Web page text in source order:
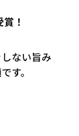
賞！
ない旨み
す。